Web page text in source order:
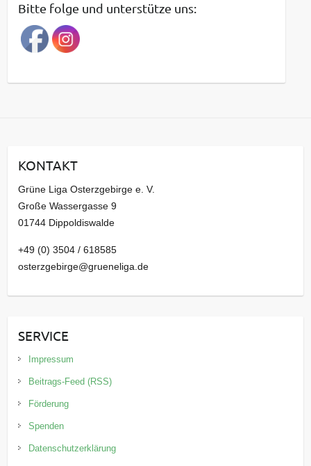
r
a
g
a
v
Bitte folge und unterstütze uns:
KONTAKT
Grüne Liga Osterzgebirge e. V.
Große Wassergasse 9
01744 Dippoldiswalde
+49 (0) 3504 / 618585
osterzgebirge@grueneliga.de
SERVICE
Impressum
Beitrags-Feed (RSS)
Förderung
Spenden
Datenschutzerklärung